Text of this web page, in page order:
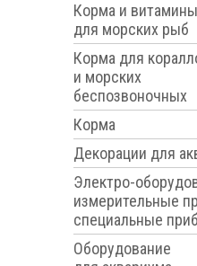
Корма и витамины
для морских рыб
Корма для
и морских
беспозвоночных
Корма
Декорации для
Электро-
измерительные
специальные
Оборудование